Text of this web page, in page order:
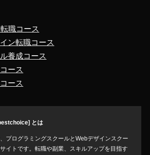
職コース
ン転職コース
養成コース
ース
ース
とは
プログラミングスクールとWebデザインスクー
イトです。転職や副業、スキルアップを目指す